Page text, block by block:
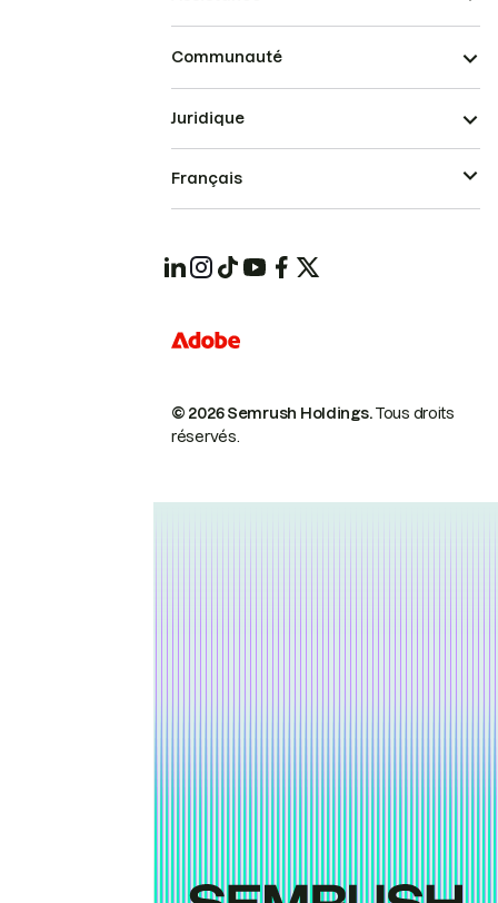
Communauté
© 2026 Semrush Holdings.Tous droits
réservés.
Juridique
Français